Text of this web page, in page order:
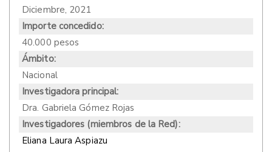
Diciembre, 2021
Importe concedido:
40.000 pesos
Ámbito:
Nacional
Investigadora principal:
Dra. Gabriela Gómez Rojas
Investigadores (miembros de la Red):
Eliana Laura Aspiazu